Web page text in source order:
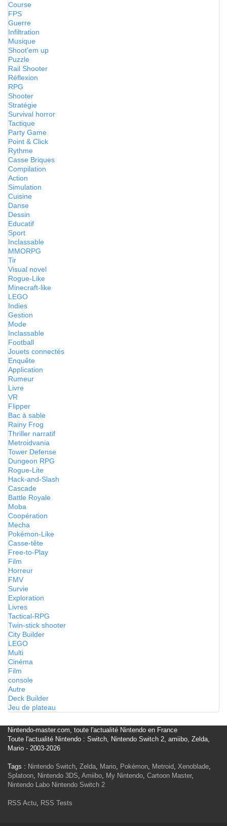
Course
FPS
Guerre
Infiltration
Musique
Shoot'em up
Puzzle
Rail Shooter
Réflexion
RPG
Shooter
Stratégie
Survival horror
Tactique
Party Game
Point & Click
Rythme
Casse Briques
Compilation
Action
Simulation
Cuisine
Danse
Dessin
Educatif
Sport
Inclassable
MMORPG
Tir
Visual novel
Rogue-Like
Minecraft-like
LEGO
Indies
Gestion
Mode
Inclassable
Football
Jouets connectés
Enquête
Application
Rumeur
Livre
VR
Flipper
Bac à sable
Rainy Frog
Thriller narratif
Metroidvania
Tower Defense
Dungeon RPG
Rogue-Lite
Hack-and-Slash
Cascade
Battle Royale
Moba
Coopération
Mecha
Pokémon-Like
Casse-tête
Free-to-Play
Film
Horreur
FMV
Survie
Exploration
Livres
Tactical-RPG
Twin-stick shooter
City Builder
LEGO
Multi
Cinéma
Film
console
Autre
Deck Builder
Jeu de plateau
Nintendo-master.com, toute l'actualité Nintendo en France
Toute l'actualité Nintendo : Switch, Nintendo Switch 2, amiibo, Zelda,
Mario - 2003-2026
Tags : Nintendo Switch, Zelda, Mario, Pokémon, Metroid, Xenoblade,
Splatoon, Nintendo 3DS, Amiibo, My Nintendo, Cartoon Master,
Nintendo Labo Nintendo Switch 2
RSS Actu, RSS Tests